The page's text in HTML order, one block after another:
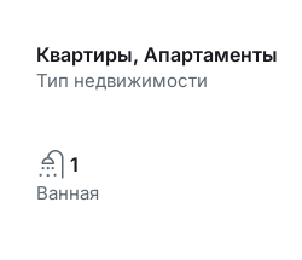
Квартиры, Апартаменты
Тип недвижимости
1
Ванная